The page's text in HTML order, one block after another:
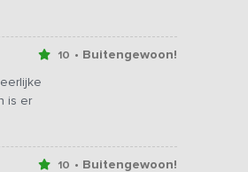
10 • Buitengewoon!
is er
10 • Buitengewoon!